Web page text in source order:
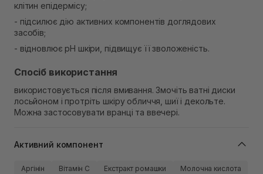
клітин епідермісу;
- підсилює дію активних компонентів доглядових
засобів;
- відновлює pH шкіри, підвищує її зволоженість.
Спосіб використання
використовується після вмивання. Змочіть ватні диски
лосьйоном і протріть шкіру обличчя, шиї і декольте.
Можна застосовувати вранці та ввечері.
Активний компонент
Аргінін Вітамін C Екстракт ромашки
Молочна кислота